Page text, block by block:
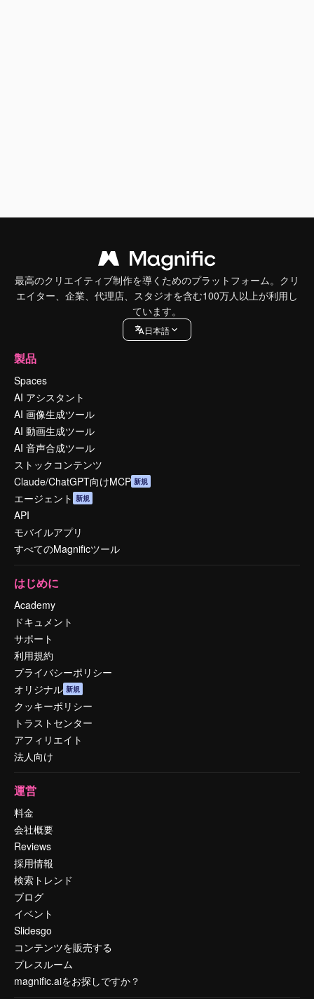
最高のクリエイティブ制作を導くためのプラットフォーム。クリ
エイター、企業、代理店、スタジオを含む100万人以上が利用し
ています。
日本語
製品
Spaces
AI アシスタント
AI 画像生成ツール
AI 動画生成ツール
AI 音声合成ツール
ストックコンテンツ
Claude/ChatGPT向けMCP 新規
エージェント 新規
API
モバイルアプリ
すべてのMagnificツール
はじめに
Academy
ドキュメント
サポート
利用規約
プライバシーポリシー
オリジナル 新規
クッキーポリシー
トラストセンター
アフィリエイト
法人向け
運営
料金
会社概要
Reviews
採用情報
検索トレンド
ブログ
イベント
Slidesgo
コンテンツを販売する
プレスルーム
magnific.aiをお探しですか？